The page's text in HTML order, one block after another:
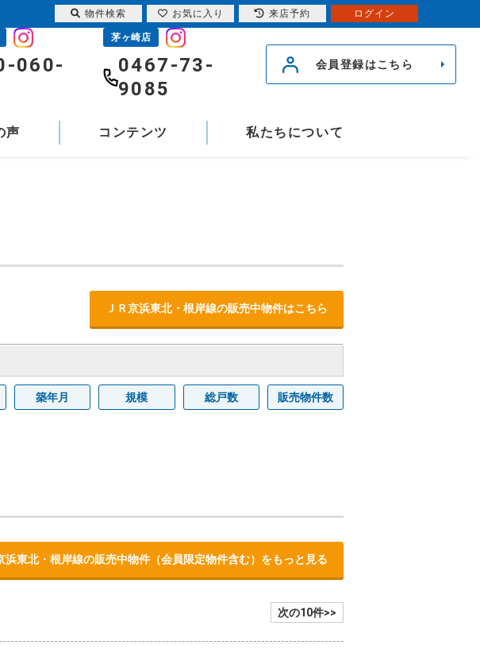
060-
茅ヶ崎店
0467-73-
9085
会員登録はこちら
声 コンテンツ 私たちについて
ＪＲ京浜東北・根岸線の販売中物件はこちら
築年月 規模 総戸数 販売物件数
浜東北・根岸線の販売中物件（会員限定物件含む）をもっと見る
次の10件>>
物件検索 お気に入り 来店予約 ログイン